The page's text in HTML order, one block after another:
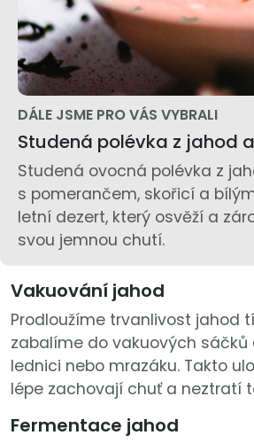
DÁLE JSME PRO VÁS VYBRALI
Studená polévka z jahod
Studená ovocná polévka z
s pomerančem, skořicí a
letní dezert, který osvěží a
svou jemnou chutí.
Vakuování jahod
Prodloužíme trvanlivost jahod
zabalíme do vakuových
lednici nebo mrazáku. Takto
lépe zachovají chuť a neztratí
Fermentace jahod